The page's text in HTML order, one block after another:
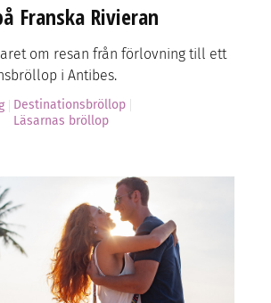
Franska Rivieran
om resan från förlovning till ett
i Antibes.
Destinationsbröllop
Läsarnas bröllop